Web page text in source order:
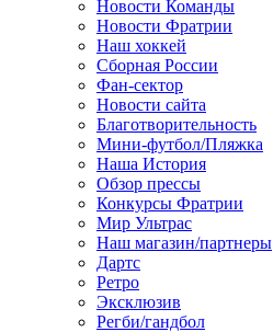
Новости Команды
Новости Фратрии
Наш хоккей
Сборная России
Фан-cектор
Новости сайта
Благотворительность
Мини-футбол/Пляжка
Наша История
Обзор прессы
Конкурсы Фратрии
Мир Ультрас
Наш магазин/партнеры
Дартс
Ретро
Эксклюзив
Регби/гандбол